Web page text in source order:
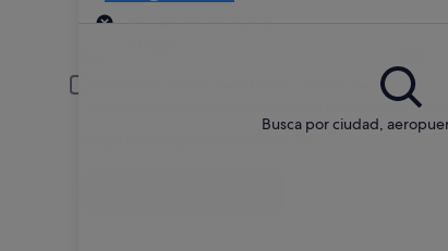
Busca por ciudad,
Recogida
Conductor menor de 30 años o mayor de 70
Es posible que los conductores jóvenes o los mayores